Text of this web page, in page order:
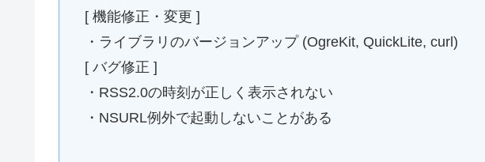
[ 機能修正・変更 ]
・ライブラリのバージョンアップ (OgreKit, QuickLite, curl)
[ バグ修正 ]
・RSS2.0の時刻が正しく表示されない
・NSURL例外で起動しないことがある